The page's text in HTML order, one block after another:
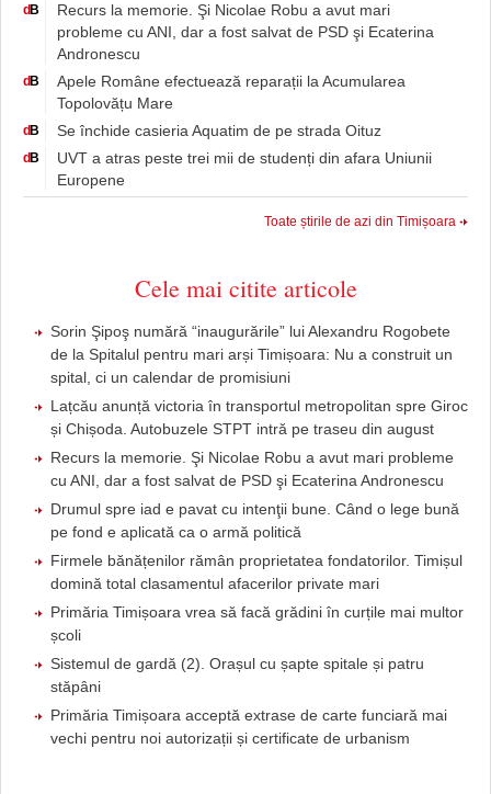
d B
Recurs la memorie. Şi Nicolae Robu a avut mari
probleme cu ANI, dar a fost salvat de PSD şi Ecaterina
Andronescu
d B
Apele Române efectuează reparații la Acumularea
Topolovățu Mare
d B Se închide casieria Aquatim de pe strada Oituz
d B
UVT a atras peste trei mii de studenți din afara Uniunii
Europene
Toate știrile de azi din Timișoara
Cele mai citite articole
Sorin Şipoş numără “inaugurările” lui Alexandru Rogobete
de la Spitalul pentru mari arși Timișoara: Nu a construit un
spital, ci un calendar de promisiuni
Lațcău anunță victoria în transportul metropolitan spre Giroc
și Chișoda. Autobuzele STPT intră pe traseu din august
Recurs la memorie. Şi Nicolae Robu a avut mari probleme
cu ANI, dar a fost salvat de PSD şi Ecaterina Andronescu
Drumul spre iad e pavat cu intenţii bune. Când o lege bună
pe fond e aplicată ca o armă politică
Firmele bănățenilor rămân proprietatea fondatorilor. Timișul
domină total clasamentul afacerilor private mari
Primăria Timișoara vrea să facă grădini în curțile mai multor
școli
Sistemul de gardă (2). Orașul cu șapte spitale și patru
stăpâni
Primăria Timișoara acceptă extrase de carte funciară mai
vechi pentru noi autorizații și certificate de urbanism